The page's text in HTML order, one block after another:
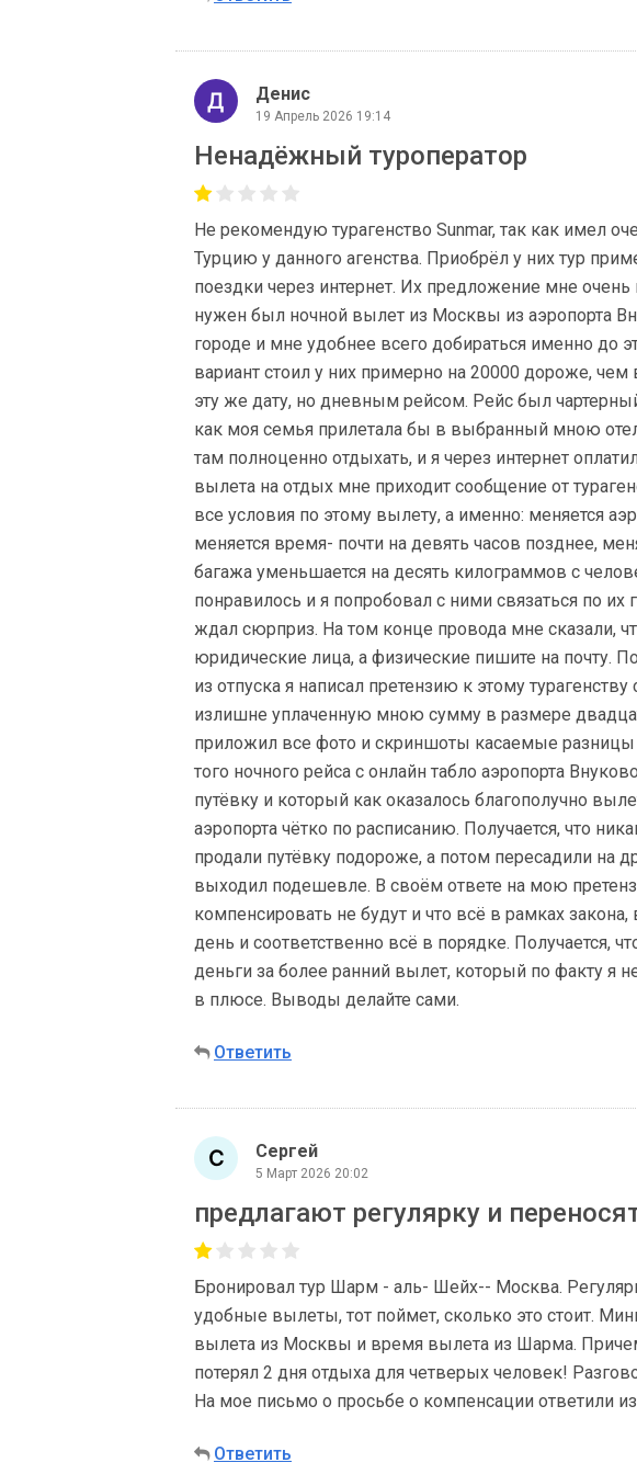
Денис
19 Апрель 2026 19:14
Ненадёжный туроператор
Не рекомендую турагенство Sunmar, так как имел
Турцию у данного агенства. Приобрёл у них тур
поездки через интернет. Их предложение мне
нужен был ночной вылет из Москвы из аэропорта
городе и мне удобнее всего добираться именно до
вариант стоил у них примерно на 20000 дороже,
эту же дату, но дневным рейсом. Рейс был
как моя семья прилетала бы в выбранный мною
там полноценно отдыхать, и я через интернет
вылета на отдых мне приходит сообщение от
все условия по этому вылету, а именно: меняется
меняется время- почти на девять часов позднее,
багажа уменьшается на десять килограммов с
понравилось и я попробовал с ними связаться по
ждал сюрприз. На том конце провода мне сказали,
юридические лица, а физические пишите на почту.
из отпуска я написал претензию к этому
излишне уплаченную мною сумму в размере
приложил все фото и скриншоты касаемые разницы
того ночного рейса с онлайн табло аэропорта
путёвку и который как оказалось благополучно
аэропорта чётко по расписанию. Получается, что
продали путёвку подороже, а потом пересадили на
выходил подешевле. В своём ответе на мою
компенсировать не будут и что всё в рамках
день и соответственно всё в порядке. Получается,
деньги за более ранний вылет, который по факту я
в плюсе. Выводы делайте сами.
Ответить
Сергей
5 Март 2026 20:02
предлагают регулярку и
Бронировал тур Шарм - аль- Шейх-- Москва.
удобные вылеты, тот поймет, сколько это стоит.
вылета из Москвы и время вылета из Шарма.
потерял 2 дня отдыха для четверых человек!
На мое письмо о просьбе о компенсации ответили
Ответить